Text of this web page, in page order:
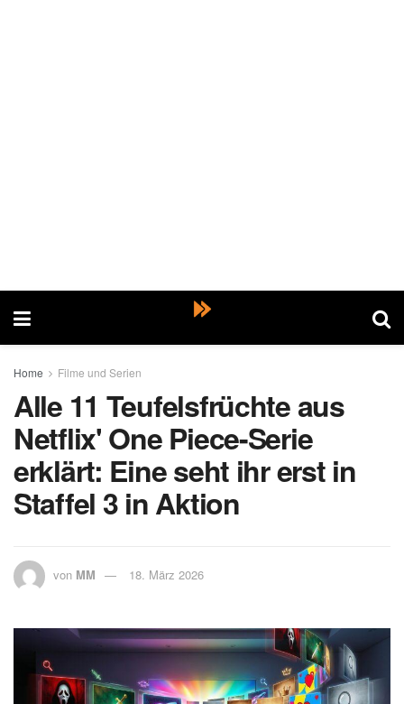
Home Filme und Serien
Alle 11 Teufelsfrüchte aus
Netflix' One Piece-Serie
erklärt: Eine seht ihr erst in
Staffel 3 in Aktion
von MM 18. März 2026